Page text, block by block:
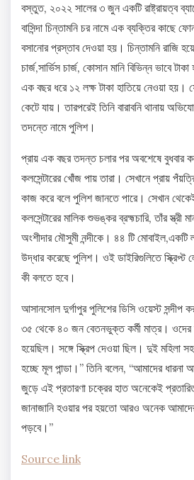
বস্তুত, ২০২২ সালের ৩ জুন একটি রাষ্ট্রায়ত্ব
বাসিন্দা চিন্তামনি চর নামে এক ব্যক্তির
বসানোর প্রস্তাব দেওয়া হয়। চিন্তামনি রাজি
চার্জ,সার্ভিস চার্জ, কোসান মানি বিভিন্ন ভাবে
এক বছর ধরে ১২ লক্ষ টাকা হাতিয়ে নেওয়া
কেটে যায়। তারপরেই তিনি বারাবনি থানায়
তদন্তে নামে পুলিশ।
প্রায় এক বছর তদন্ত চলার পর অবশেষে বুধবার
কলসেন্টারের খোঁজ পায় তারা। সেখানে প্রায়
কাজ করে বলে পুলিশ জানতে পারে। সেখান
কলসেন্টারের মালিক শুভঙ্কর ব্রহ্মচারি, তাঁর
অংশীদার মৌসুমী নন্দীকে। ৪৪ টি মোবাইল,একটি
উদ্ধার করেছে পুলিশ। ওই ডাইরিগুলিতে
কী বলতে হবে।
আসানসোল দুর্গাপুর পুলিশের ডিসি ওয়েস্ট সন্দীপ
৩৫ থেকে ৪০ জন বেতনভুক্ত কর্মী মাত্র। ওদের
হয়েছিল। সঙ্গে স্ক্রিপ দেওয়া ছিল। দুই মহিলা
হচ্ছে মূল পান্ডা।” তিনি বলেন, “আমাদের ধারনা
জুড়ে এই প্রতারণা চক্রের হাত অনেকেই
জানাজানি হওয়ার পর হয়তো আরও অনেক
পড়বে।”
Source link